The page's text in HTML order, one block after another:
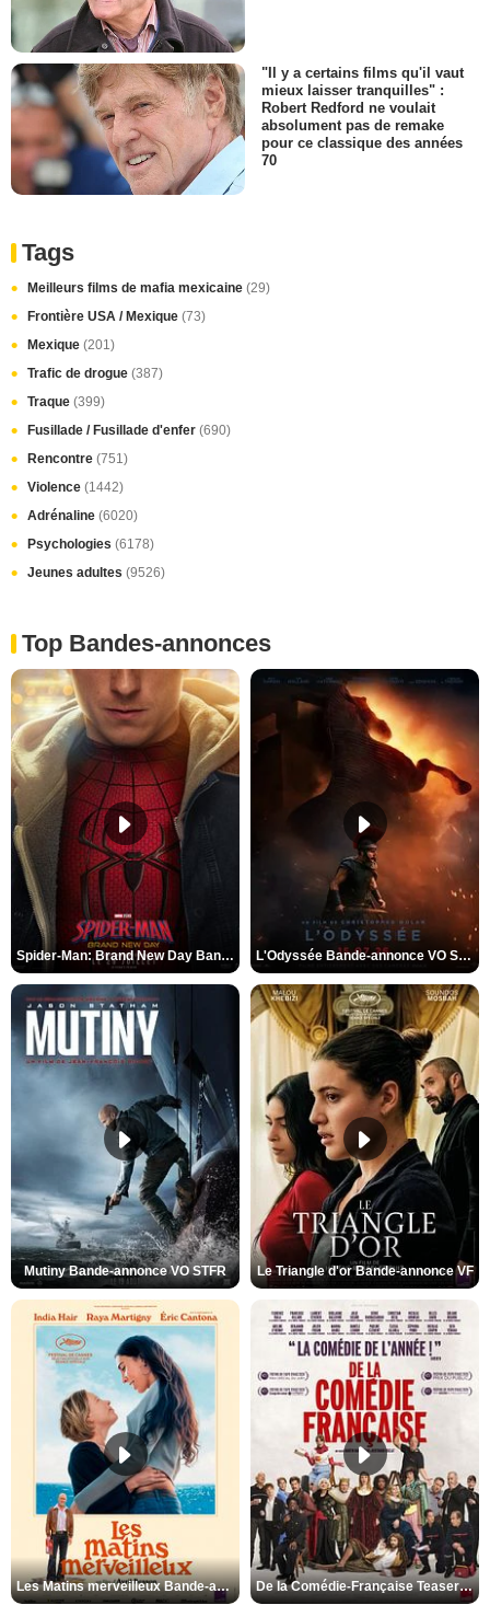
"Il y a certains films qu'il vaut
mieux laisser tranquilles" :
Robert Redford ne voulait
absolument pas de remake
pour ce classique des années
70
Tags
Meilleurs films de mafia mexicaine (29)
Frontière USA / Mexique (73)
Mexique (201)
Trafic de drogue (387)
Traque (399)
Fusillade / Fusillade d'enfer (690)
Rencontre (751)
Violence (1442)
Adrénaline (6020)
Psychologies (6178)
Jeunes adultes (9526)
Top Bandes-annonces
Spider-Man: Brand New Day Bande-annonce VO STFR L'Odyssée Bande-annonce VO STFR
Mutiny Bande-annonce VO STFR Le Triangle d'or Bande-annonce VF
Les Matins merveilleux Bande-annonce VF De la Comédie-Française Teaser VF